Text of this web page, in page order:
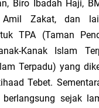
Biro Ibadah Haji,
Amil Zakat, dan
TPA (Taman
Kanak Islam
Terpadu) yang
Tebet.
sejak